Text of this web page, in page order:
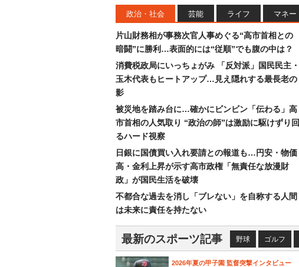
政治・社会 芸能 ライフ マネー
片山財務相が事務次官人事めぐる“高市首相との
暗闘”に勝利…表面的には“従順”でも腹の中は？
消費税政局にいっちょがみ 「反対派」国民民主・
玉木代表もヒートアップ…見え隠れする最長老の
影
被災地を踏み台に…確かにビンビン「伝わる」高
市首相の人気取り “政治の師”は激励に駆けずり回
るハード視察
日銀に国債買い入れ要請との報道も…円安・物価
高・金利上昇が示す高市政権「無責任な放漫財
政」が国民生活を破壊
不都合な過去を消し「ブレない」を自称する人間
は未来に責任を持たない
最新のスポーツ記事 野球 ゴルフ
2026年夏の甲子園 監督突撃インタビュー